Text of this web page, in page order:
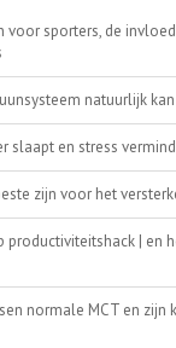
voor sporters, de
natuurlijk
slaapt en stress
zijn voor het
productiviteitshack | en
normale MCT en zijn